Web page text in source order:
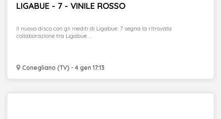
LIGABUE - 7 - VINILE ROSSO
Conegliano (TV) - 4 gen 17:13
Il nuovo disco con gli inediti di Ligabue. 7 segna la ritrovata
collaborazione tra Ligabue ...